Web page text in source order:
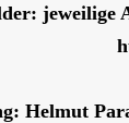
jeweilige
Helmut